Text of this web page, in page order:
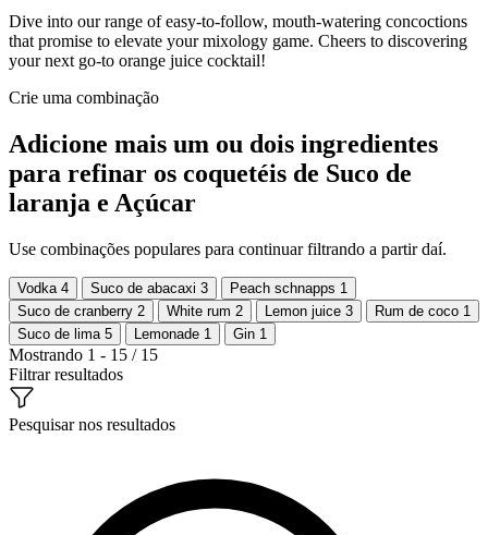
Dive into our range of easy-to-follow, mouth-watering concoctions
that promise to elevate your mixology game. Cheers to discovering
your next go-to orange juice cocktail!
Crie uma combinação
Adicione mais um ou dois ingredientes
para refinar os coquetéis de Suco de
laranja e Açúcar
Use combinações populares para continuar filtrando a partir daí.
Vodka 4 Suco de abacaxi 3 Peach schnapps 1
Suco de cranberry 2 White rum 2 Lemon juice 3 Rum de coco 1
Suco de lima 5 Lemonade 1 Gin 1
Mostrando 1 - 15 / 15
Filtrar resultados
Pesquisar nos resultados